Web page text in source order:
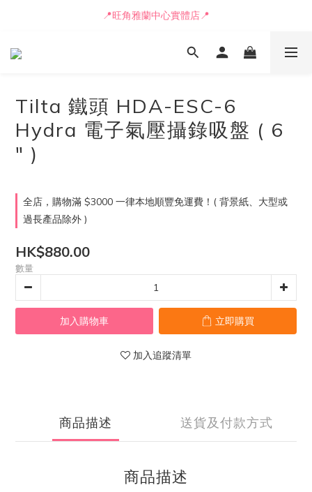
📒🖋️報價單 / 採購表格🖋️📒
📍旺角雅蘭中心實體店📍
🚛最快可即日安排貨車送到💨
Tilta 鐵頭 HDA-ESC-6
Hydra 電子氣壓攝錄吸盤 ( 6
" )
全店，購物滿 $3000 一律本地順豐免運費！( 背景紙、大型或
過長產品除外 )
HK$880.00
數量
加入購物車 立即購買
加入追蹤清單
商品描述 送貨及付款方式
商品描述